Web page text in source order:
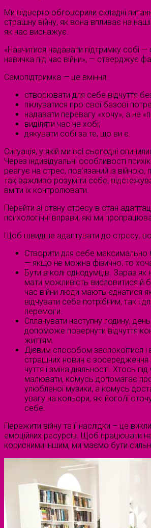
Ми відверто обговорили складні
страшну війну, як вона впливає на
як нас виснажує.
«Навчитися надавати підтримку собі
навичка під час війни», — стверджує
Самопідтримка — це вміння:
створювати для себе відчуття
піклуватися про свої базові
надавати перевагу «хочу», а не
виділяти час на хобі;
дякувати собі за те, що ви є.
Ситуація, у якій ми всі сьогодні
Через індивідуальні особливості
реагує на стрес, пов’язаний із
так важливо розуміти себе,
вміти їх контролювати.
Перейти зі стану стресу в стан
психологічні вправи, які ми
Щоб швидше адаптувати до стресу,
Створити для себе максимально
— якщо не можна фізично, то
Бути в колі однодумців. Зараз як
мати можливість висловитися й
час війни люди мають єднатися
відчувати себе потрібним, так і
перемоги.
Спланувати наступну годину,
допоможе повернути відчуття
життям.
Дієвим способом заспокоїтися і
страшних новин є зосередження
чуття і зміна діяльності. Хтось
малювати, комусь допомагає
улюбленої музики, а комусь
увагу на кольори, які його/її
себе.
Пережити війну та її наслідки – це
емоційних ресурсів. Щоб працювати
корисними іншим, ми маємо бути